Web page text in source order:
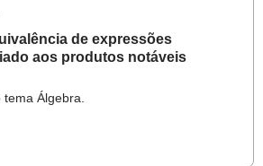
de expressões
aos produtos notáveis
tema Álgebra.